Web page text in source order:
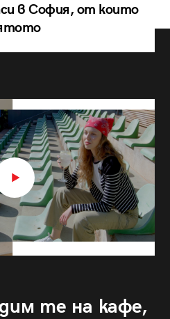
в София, от които
те на кафе,